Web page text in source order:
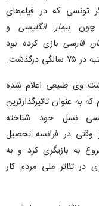
تونسی که در فیلم‌های
چون بیمار انگلیسی و
فارسیبازی کرده بود
درگذشت.
وی طبیعی اعلام شده
به عنوان تاثیرگذارترین
نسل خود شناخته
وقتی در فرانسه تحصیل
به بازیگری کرد و به
در تئاتر ملی مردم کار